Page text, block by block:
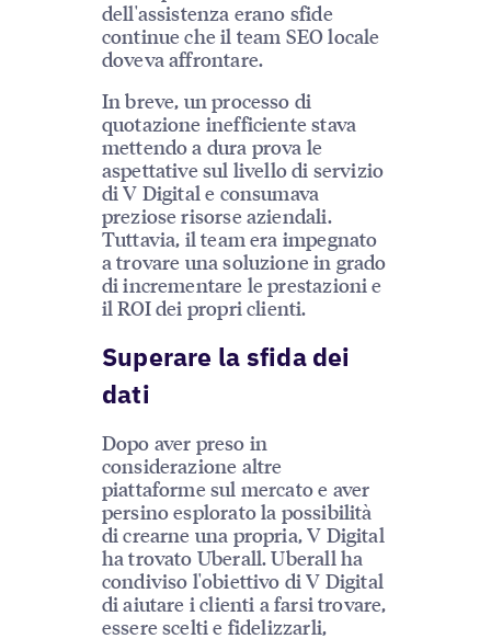
dell'assistenza erano sfide
continue che il team SEO locale
doveva affrontare.
In breve, un processo di
quotazione inefficiente stava
mettendo a dura prova le
aspettative sul livello di servizio
di V Digital e consumava
preziose risorse aziendali.
Tuttavia, il team era impegnato
a trovare una soluzione in grado
di incrementare le prestazioni e
il ROI dei propri clienti.
Superare la sfida dei
dati
Dopo aver preso in
considerazione altre
piattaforme sul mercato e aver
persino esplorato la possibilità
di crearne una propria, V Digital
ha trovato Uberall. Uberall ha
condiviso l'obiettivo di V Digital
di aiutare i clienti a farsi trovare,
essere scelti e fidelizzarli,